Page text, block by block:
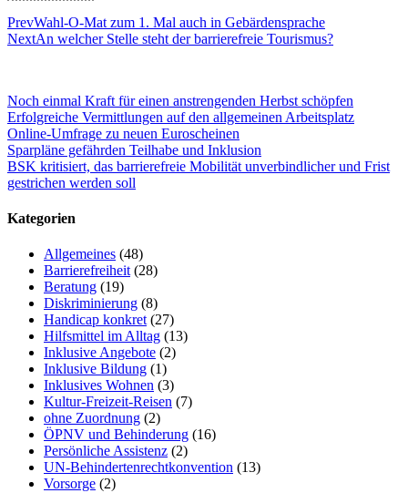
PrevWahl-O-Mat zum 1. Mal auch in Gebärdensprache
NextAn welcher Stelle steht der barrierefreie Tourismus?
Noch einmal Kraft für einen anstrengenden Herbst schöpfen
Erfolgreiche Vermittlungen auf den allgemeinen Arbeitsplatz
Online-Umfrage zu neuen Euroscheinen
Sparpläne gefährden Teilhabe und Inklusion
BSK kritisiert, das barrierefreie Mobilität unverbindlicher und Frist
gestrichen werden soll
Kategorien
Allgemeines (48)
Barrierefreiheit (28)
Beratung (19)
Diskriminierung (8)
Handicap konkret (27)
Hilfsmittel im Alltag (13)
Inklusive Angebote (2)
Inklusive Bildung (1)
Inklusives Wohnen (3)
Kultur-Freizeit-Reisen (7)
ohne Zuordnung (2)
ÖPNV und Behinderung (16)
Persönliche Assistenz (2)
UN-Behindertenrechtkonvention (13)
Vorsorge (2)